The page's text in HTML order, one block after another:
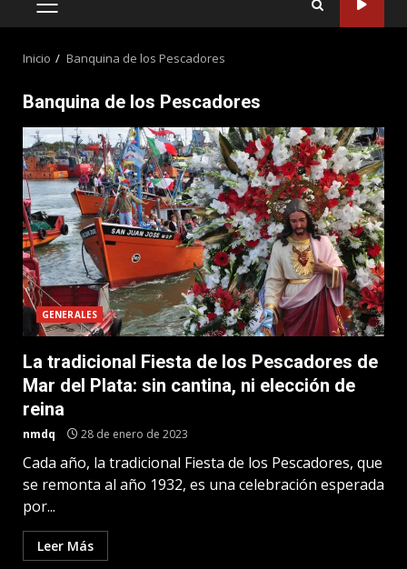
MENÚ
Inicio Banquina de los Pescadores
Banquina de los Pescadores
GENERALES
La tradicional Fiesta de los Pescadores de
Mar del Plata: sin cantina, ni elección de
reina
nmdq 28 de enero de 2023
Cada año, la tradicional Fiesta de los Pescadores, que
se remonta al año 1932, es una celebración esperada
por...
Leer Más